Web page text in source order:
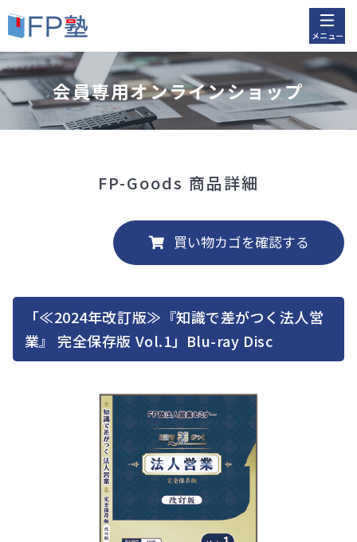
メニュー
会員専用オンラインショップ
FP-Goods 商品詳細
「≪2024年改訂版≫『知識で差がつく法人営
業』 完全保存版 Vol.1」Blu-ray Disc